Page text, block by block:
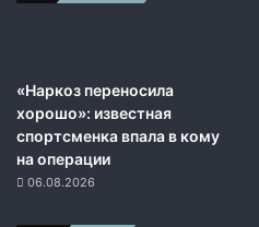
«Наркоз переносила
хорошо»: известная
спортсменка впала в кому
на операции
06.08.2026